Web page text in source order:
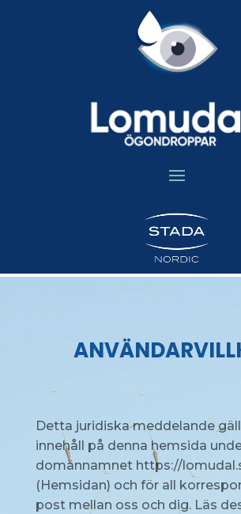
Detta juridiska meddelande
innehåll på denna hemsida
domännamnet https://
(Hemsidan) och för all
post mellan oss och dig. Läs